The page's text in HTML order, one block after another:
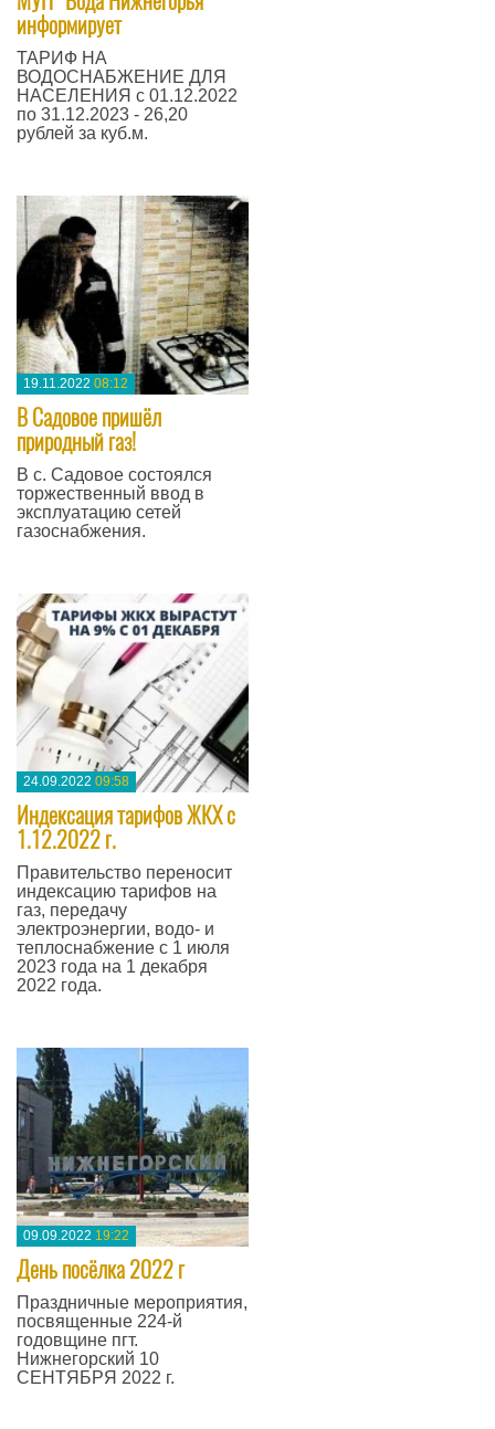
информирует
ТАРИФ НА
ВОДОСНАБЖЕНИЕ ДЛЯ
НАСЕЛЕНИЯ с 01.12.2022
по 31.12.2023 - 26,20
рублей за куб.м.
19.11.2022 08:12
В Садовое пришёл
природный газ!
В с. Садовое состоялся
торжественный ввод в
эксплуатацию сетей
газоснабжения.
24.09.2022 09:58
Индексация тарифов ЖКХ с
1.12.2022 г.
Правительство переносит
индексацию тарифов на
газ, передачу
электроэнергии, водо- и
теплоснабжение с 1 июля
2023 года на 1 декабря
2022 года.
09.09.2022 19:22
День посёлка 2022 г
Праздничные мероприятия,
посвященные 224-й
годовщине пгт.
Нижнегорский 10
СЕНТЯБРЯ 2022 г.